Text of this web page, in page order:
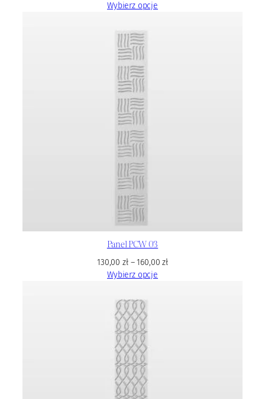
Wybierz opcje
Panel PCW 03
130,00zł– 160,00zł
Wybierz opcje